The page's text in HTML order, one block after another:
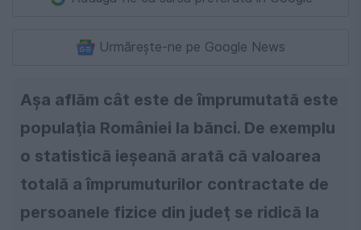
Urmărește-ne pe Google News
Aşa aflăm cât este de împrumutată este
populaţia României la bănci. De exemplu
o statistică ieşeană arată că valoarea
totală a împrumuturilor contractate de
persoanele fizice din judeţ se ridică la